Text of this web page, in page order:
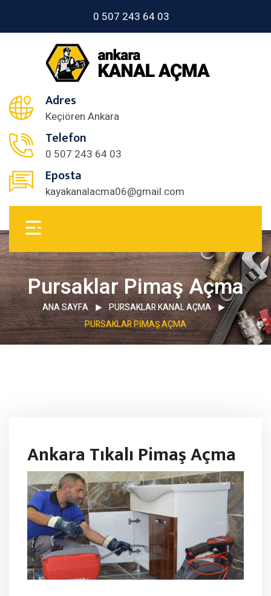
0 507 243 64 03
Adres
Keçiören Ankara
Telefon
0 507 243 64 03
Eposta
kayakanalacma06@gmail.com
Pursaklar Pimaş Açma
ANA SAYFA
PURSAKLAR KANAL AÇMA
PURSAKLAR PIMAŞ AÇMA
Ankara Tıkalı Pimaş Açma